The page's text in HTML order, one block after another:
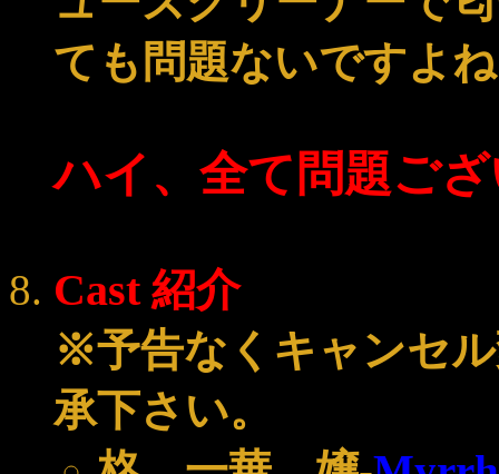
ても問題ないですよ
ハイ、全て問題ご
Cast 紹介
※予告なくキャンセ
承下さい。